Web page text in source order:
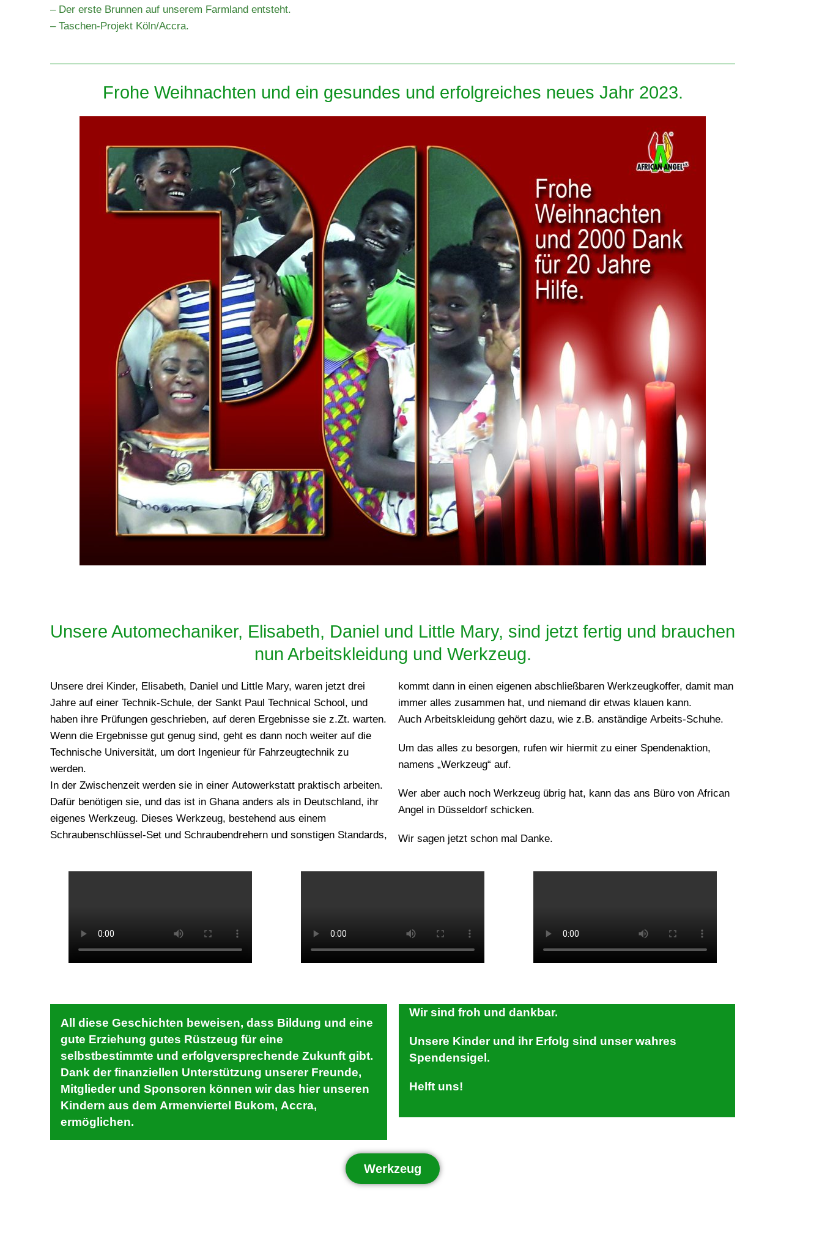
– Der erste Brunnen auf unserem Farmland entsteht.
– Taschen-Projekt Köln/Accra.
Frohe Weihnachten und ein gesundes und erfolgreiches neues Jahr 2023.
Unsere Automechaniker, Elisabeth, Daniel und Little Mary, sind jetzt fertig und brauchen
nun Arbeitskleidung und Werkzeug.
Unsere drei Kinder, Elisabeth, Daniel und Little Mary, waren jetzt drei
Jahre auf einer Technik-Schule, der Sankt Paul Technical School, und
haben ihre Prüfungen geschrieben, auf deren Ergebnisse sie z.Zt. warten.
Wenn die Ergebnisse gut genug sind, geht es dann noch weiter auf die
Technische Universität, um dort Ingenieur für Fahrzeugtechnik zu
werden.
In der Zwischenzeit werden sie in einer Autowerkstatt praktisch arbeiten.
Dafür benötigen sie, und das ist in Ghana anders als in Deutschland, ihr
eigenes Werkzeug. Dieses Werkzeug, bestehend aus einem
Schraubenschlüssel-Set und Schraubendrehern und sonstigen Standards,
kommt dann in einen eigenen abschließbaren Werkzeugkoffer, damit man
immer alles zusammen hat, und niemand dir etwas klauen kann.
Auch Arbeitskleidung gehört dazu, wie z.B. anständige Arbeits-Schuhe.
Um das alles zu besorgen, rufen wir hiermit zu einer Spendenaktion,
namens „Werkzeug“ auf.
Wer aber auch noch Werkzeug übrig hat, kann das ans Büro von African
Angel in Düsseldorf schicken.
Wir sagen jetzt schon mal Danke.
All diese Geschichten beweisen, dass Bildung und eine
gute Erziehung gutes Rüstzeug für eine
selbstbestimmte und erfolgversprechende Zukunft gibt.
Dank der finanziellen Unterstützung unserer Freunde,
Mitglieder und Sponsoren können wir das hier unseren
Kindern aus dem Armenviertel Bukom, Accra,
ermöglichen.
Wir sind froh und dankbar.
Unsere Kinder und ihr Erfolg sind unser wahres
Spendensigel.
Helft uns!
Werkzeug